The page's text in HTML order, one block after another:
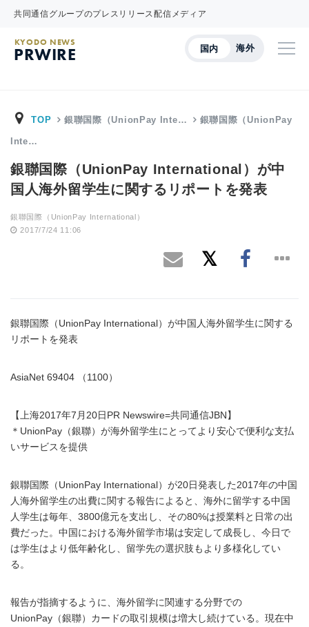
共同通信グループのプレスリリース配信メディア
国内 海外
KYODO NEWS
PRWIRE
TOP 銀聯国際（UnionPay Inte… 銀聯国際（UnionPay
Inte…
銀聯国際（UnionPay International）が中
国人海外留学生に関するリポートを発表
銀聯国際（UnionPay International）
2017/7/24 11:06
銀聯国際（UnionPay International）が中国人海外留学生に関する
リポートを発表
AsiaNet 69404 （1100）
【上海2017年7月20日PR Newswire=共同通信JBN】
＊UnionPay（銀聯）が海外留学生にとってより安心で便利な支払
いサービスを提供
銀聯国際（UnionPay International）が20日発表した2017年の中国
人海外留学生の出費に関する報告によると、海外に留学する中国
人学生は毎年、3800億元を支出し、その80%は授業料と日常の出
費だった。中国における海外留学市場は安定して成長し、今日で
は学生はより低年齢化し、留学先の選択肢もより多様化してい
る。
報告が指摘するように、海外留学に関連する分野での
UnionPay（銀聯）カードの取引規模は増大し続けている。現在中